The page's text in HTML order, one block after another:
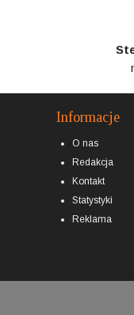
Informacje
O nas
Redakcja
Kontakt
Statystyki
Reklama